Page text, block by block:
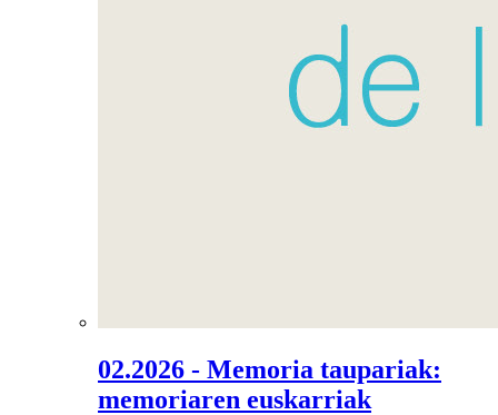
02.2026 - Memoria taupariak:
memoriaren euskarriak